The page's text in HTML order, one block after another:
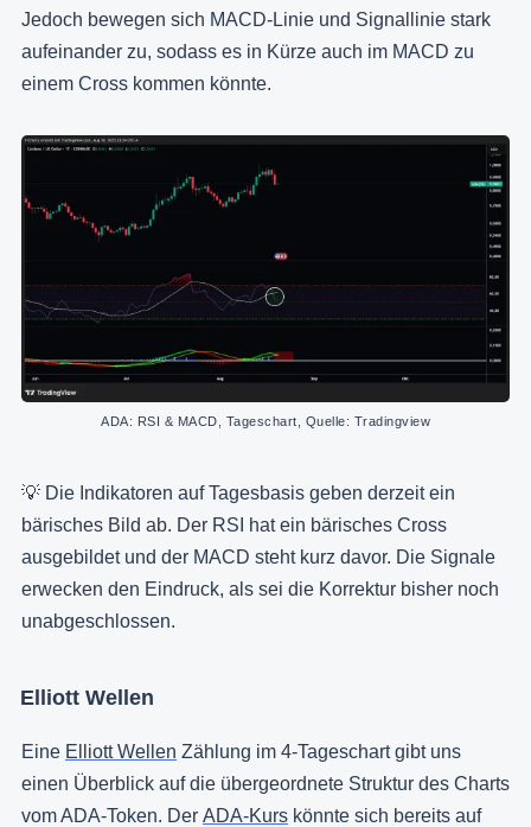
Jedoch bewegen sich MACD-Linie und Signallinie stark
aufeinander zu, sodass es in Kürze auch im MACD zu
einem Cross kommen könnte.
ADA: RSI & MACD, Tageschart, Quelle: Tradingview
💡 Die Indikatoren auf Tagesbasis geben derzeit ein
bärisches Bild ab. Der RSI hat ein bärisches Cross
ausgebildet und der MACD steht kurz davor. Die Signale
erwecken den Eindruck, als sei die Korrektur bisher noch
unabgeschlossen.
Elliott Wellen
Eine Elliott Wellen Zählung im 4-Tageschart gibt uns
einen Überblick auf die übergeordnete Struktur des Charts
vom ADA-Token. Der ADA-Kurs könnte sich bereits auf